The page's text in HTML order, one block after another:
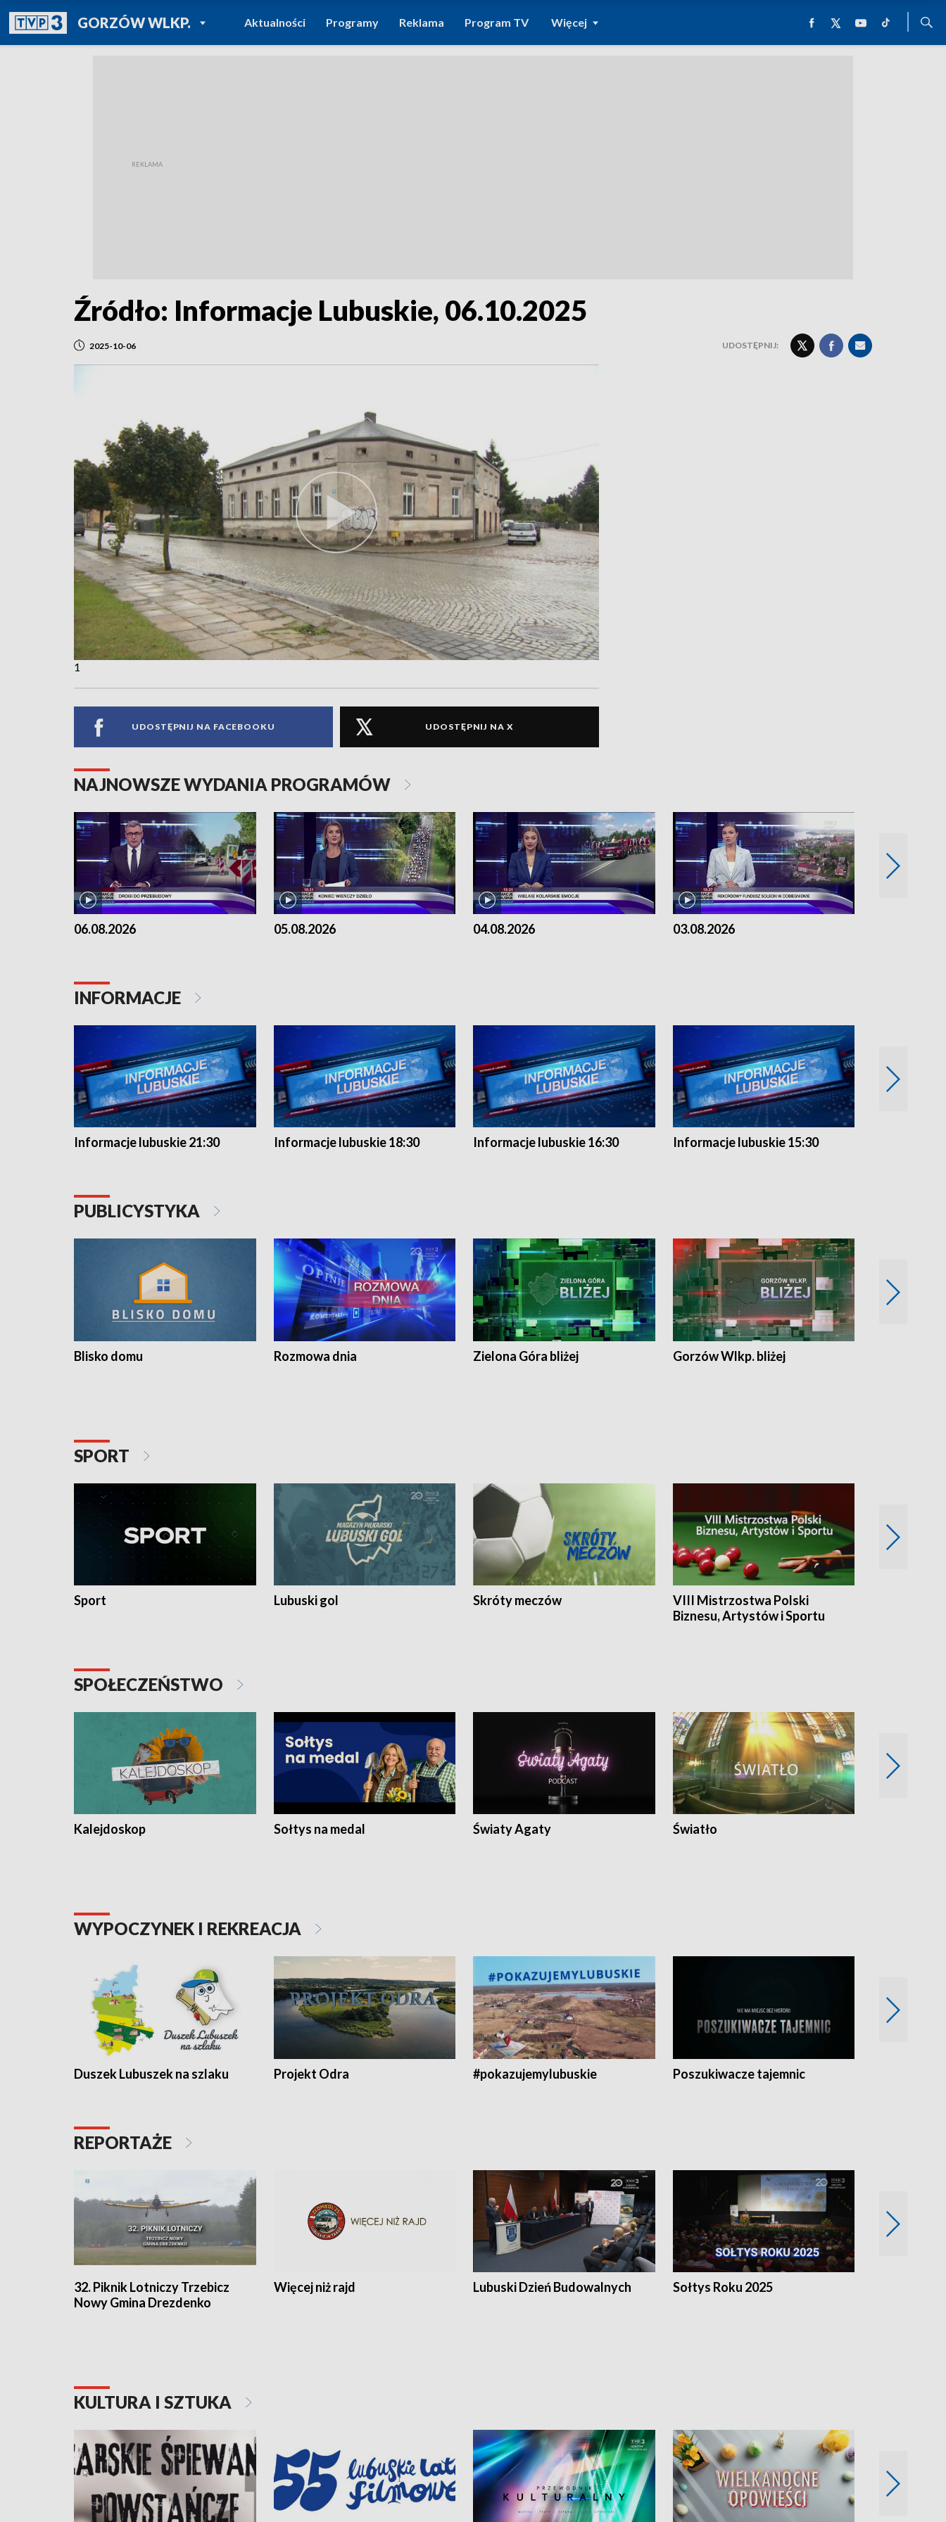
GORZÓW WLKP.POWRÓT DO
TVP REGIONY
Aktualności Programy Reklama Program TV Więcej
Źródło: Informacje Lubuskie, 06.10.2025
2025-10-06 UDOSTĘPNIJ:
1
UDOSTĘPNIJ NA FACEBOOKU UDOSTĘPNIJ NA X
NAJNOWSZE WYDANIA PROGRAMÓW
06.08.2026 05.08.2026 04.08.2026 03.08.2026
INFORMACJE
Informacje lubuskie 21:30 Informacje lubuskie 18:30 Informacje lubuskie 16:30 Informacje lubuskie 15:30
PUBLICYSTYKA
Blisko domu Rozmowa dnia Zielona Góra bliżej Gorzów Wlkp. bliżej
SPORT
Sport Lubuski gol Skróty meczów
VIII Mistrzostwa Polski
Biznesu, Artystów i Sportu
SPOŁECZEŃSTWO
Kalejdoskop Sołtys na medal Światy Agaty Światło
WYPOCZYNEK I REKREACJA
Duszek Lubuszek na szlaku Projekt Odra #pokazujemylubuskie Poszukiwacze tajemnic
REPORTAŻE
32. Piknik Lotniczy Trzebicz
Nowy Gmina Drezdenko
Więcej niż rajd Lubuski Dzień Budowalnych Sołtys Roku 2025
KULTURA I SZTUKA